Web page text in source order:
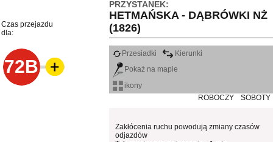
PRZYSTANEK:
HETMAŃSKA - DĄBRÓWKI NŻ
(1826)
Czas przejazdu
dla:
72B
Przesiadki
Kierunki
Pokaż na mapie
ikony
ROBOCZY
SOBOTY
Zakłócenia ruchu powodują zmiany czasów
odjazdów